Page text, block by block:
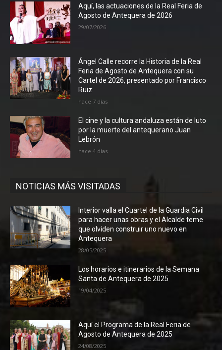
Aquí, las actuaciones de la Real Feria de
Agosto de Antequera de 2026
29/07/2026
Ángel Calle recorre la Historia de la Real
Feria de Agosto de Antequera con su
Cartel de 2026, presentado por Francisco
Ruiz
hace 7 días
El cine y la cultura andaluza están de luto
por la muerte del antequerano Juan
Lebrón
hace 4 días
NOTICIAS MÁS VISITADAS
Interior valla el Cuartel de la Guardia Civil
para hacer unas obras y el Alcalde teme
que olviden construir uno nuevo en
Antequera
28/05/2025
Los horarios e itinerarios de la Semana
Santa de Antequera de 2025
19/04/2025
Aquí el Programa de la Real Feria de
Agosto de Antequera de 2025
24/08/2025